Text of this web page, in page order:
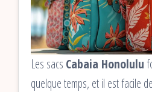
Les sacs Cabaia Honolulu
quelque temps, et il est facile